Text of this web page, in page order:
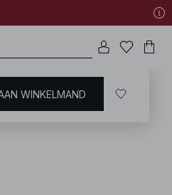
WINKELMAND